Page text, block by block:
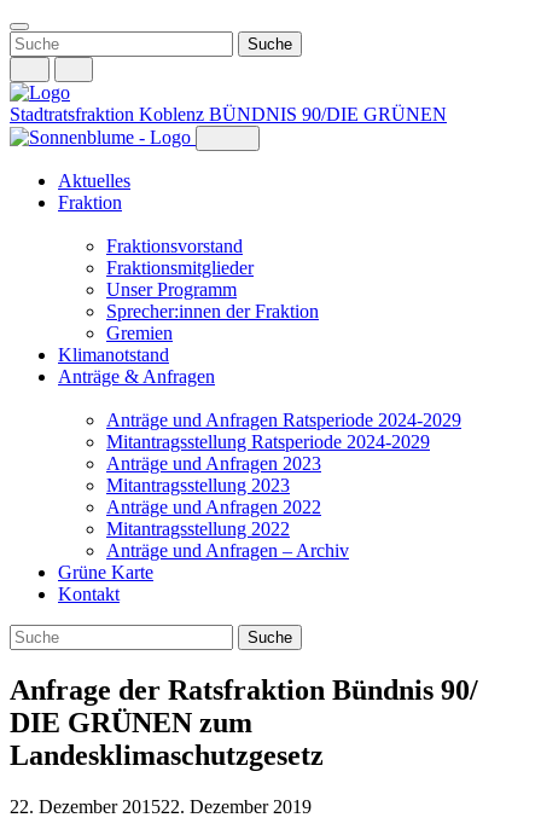
Weiter
zum
Inhalt
Stadtratsfraktion Koblenz BÜNDNIS 90/DIE GRÜNEN
Aktuelles
Fraktion
Fraktionsvorstand
Fraktionsmitglieder
Unser Programm
Sprecher:innen der Fraktion
Gremien
Klimanotstand
Anträge & Anfragen
Anträge und Anfragen Ratsperiode 2024-2029
Mitantragsstellung Ratsperiode 2024-2029
Anträge und Anfragen 2023
Mitantragsstellung 2023
Anträge und Anfragen 2022
Mitantragsstellung 2022
Anträge und Anfragen – Archiv
Grüne Karte
Kontakt
Anfrage der Ratsfraktion Bündnis 90/
DIE GRÜNEN zum
Landesklimaschutzgesetz
22. Dezember 201522. Dezember 2019